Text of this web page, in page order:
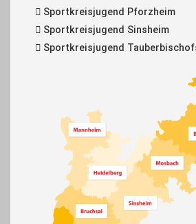
Sportkreisjugend Pforzheim
Sportkreisjugend Sinsheim
Sportkreisjugend